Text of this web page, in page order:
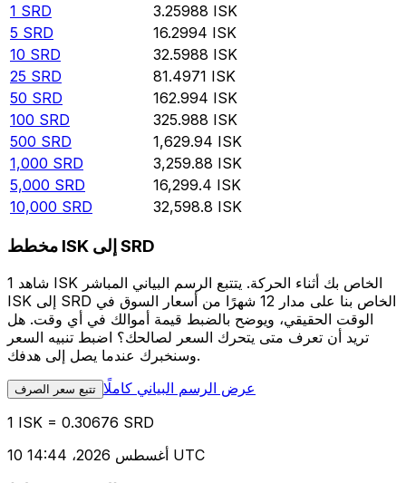
1 SRD 3.25988 ISK
5 SRD 16.2994 ISK
10 SRD 32.5988 ISK
25 SRD 81.4971 ISK
50 SRD 162.994 ISK
100 SRD 325.988 ISK
500 SRD 1,629.94 ISK
1,000 SRD 3,259.88 ISK
5,000 SRD 16,299.4 ISK
10,000 SRD 32,598.8 ISK
مخطط ISK إلى SRD
شاهد 1 ISK الخاص بك أثناء الحركة. يتتبع الرسم البياني المباشر
ISK إلى SRD الخاص بنا على مدار 12 شهرًا من أسعار السوق في
الوقت الحقيقي، ويوضح بالضبط قيمة أموالك في أي وقت. هل
تريد أن تعرف متى يتحرك السعر لصالحك؟ اضبط تنبيه السعر
وسنخبرك عندما يصل إلى هدفك.
تتبع سعر الصرف عرض الرسم البياني كاملًا
1 ISK = 0.30676 SRD
10 أغسطس 2026، 14:44 UTC